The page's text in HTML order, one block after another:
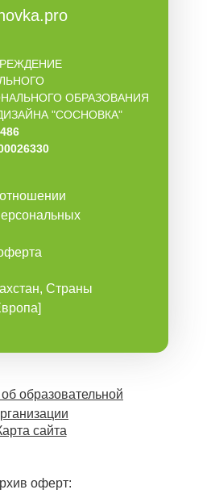
ОБРАЗОВАНИЯ
"СОСНОВКА"
Страны
образовательной
сайта
оферт: